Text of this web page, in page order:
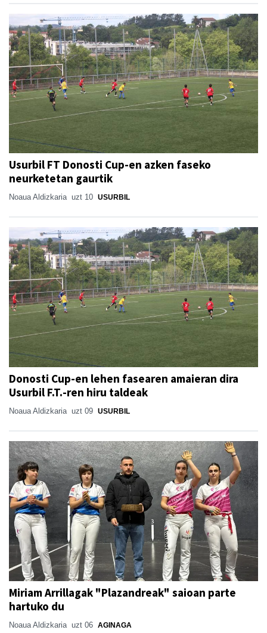
Usurbil FT Donosti Cup-en azken faseko
neurketetan gaurtik
Noaua Aldizkaria uzt 10 USURBIL
Donosti Cup-en lehen fasearen amaieran dira
Usurbil F.T.-ren hiru taldeak
Noaua Aldizkaria uzt 09 USURBIL
Miriam Arrillagak "Plazandreak" saioan parte
hartuko du
Noaua Aldizkaria uzt 06 AGINAGA